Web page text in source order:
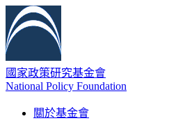
國家政策研究基金會
National Policy Foundation
關於基金會